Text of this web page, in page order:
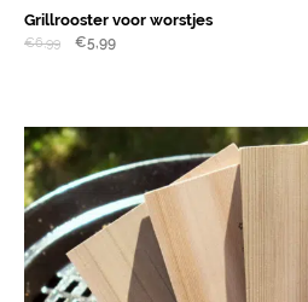
Grillrooster voor worstjes
€6,99 €5,99